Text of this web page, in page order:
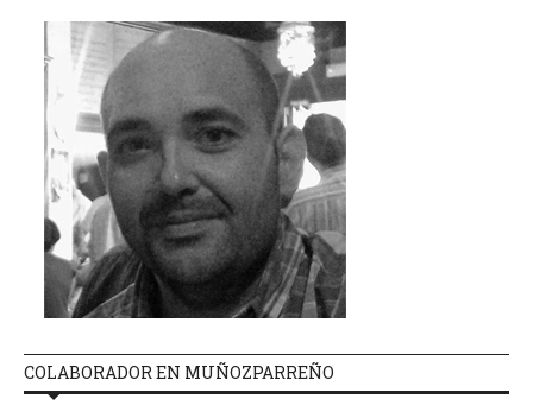
COLABORADOR EN MUÑOZPARREÑO